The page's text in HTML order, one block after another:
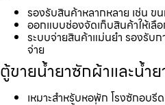
รองรับสินค้าหลากหลาย เช่น ข
ออกแบบช่องจัดเก็บสินค้าให้เลื
ระบบจ่ายสินค้าแม่นยำ รองรับก
จ่าย
ตู้ขายน้ำยาซักผ้าและน้ำ
เหมาะสำหรับหอพัก โรงซักอบรี